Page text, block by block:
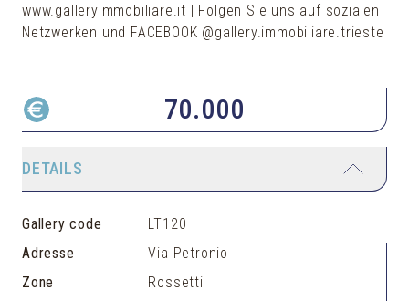
www.galleryimmobiliare.it | Folgen Sie uns auf sozialen
Netzwerken und FACEBOOK @gallery.immobiliare.trieste
70.000
DETAILS
Gallery code
LT120
Adresse
Via Petronio
Zone
Rossetti